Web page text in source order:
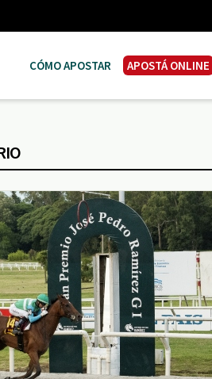
CÓMO APOSTAR APOSTÁ ONLINE